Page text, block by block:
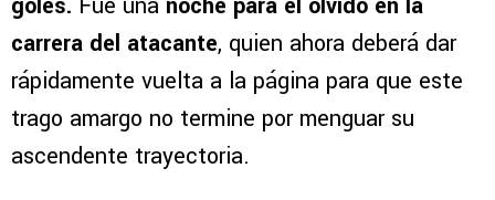
carrera del atacante, quien ahora deberá dar
rápidamente vuelta a la página para que este
trago amargo no termine por menguar su
ascendente trayectoria.